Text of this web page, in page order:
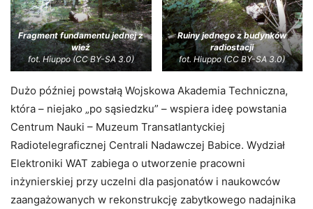
Fragment fundamentu jednej z
wież
fot. Hiuppo (CC BY-SA 3.0)
Ruiny jednego z budynków
radiostacji
fot. Hiuppo (CC BY-SA 3.0)
Dużo później powstałą Wojskowa Akademia Techniczna,
która – niejako „po sąsiedzku” – wspiera ideę powstania
Centrum Nauki – Muzeum Transatlantyckiej
Radiotelegraficznej Centrali Nadawczej Babice. Wydział
Elektroniki WAT zabiega o utworzenie pracowni
inżynierskiej przy uczelni dla pasjonatów i naukowców
zaangażowanych w rekonstrukcję zabytkowego nadajnika